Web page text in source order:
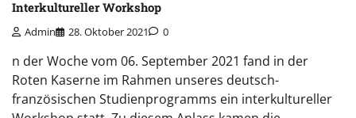
Interkultureller Workshop
Admin 28. Oktober 2021 0
n der Woche vom 06. September 2021 fand in der
Roten Kaserne im Rahmen unseres deutsch-
französischen Studienprogramms ein interkultureller